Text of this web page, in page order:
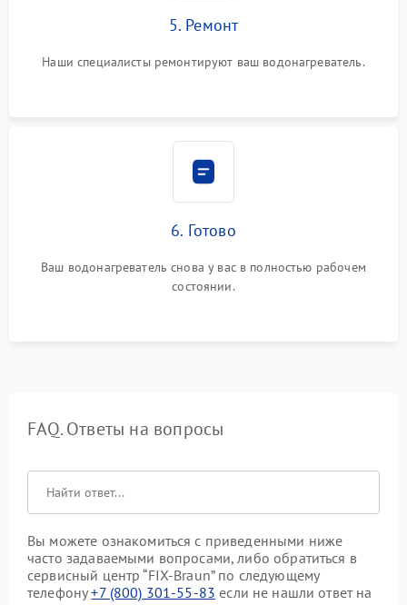
5. Ремонт
Наши специалисты ремонтируют ваш водонагреватель.
6. Готово
Ваш водонагреватель снова у вас в полностью рабочем
состоянии.
FAQ. Ответы на вопросы
Вы можете ознакомиться с приведенными ниже
часто задаваемыми вопросами, либо обратиться в
сервисный центр “FIX-Braun” по следующему
телефону+7 (800) 301-55-83 если не нашли ответ на